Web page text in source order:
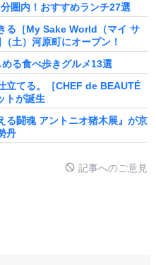
圏内！おすすめランチ27選
る［My Sake World（マイ サ
土）河原町にオープン！
る食べ歩きグルメ13選
立てる。［CHEF de BEAUTÉ
トが誕生
る闘魂 アントニオ猪木展』が京
丹
記事へのご意見